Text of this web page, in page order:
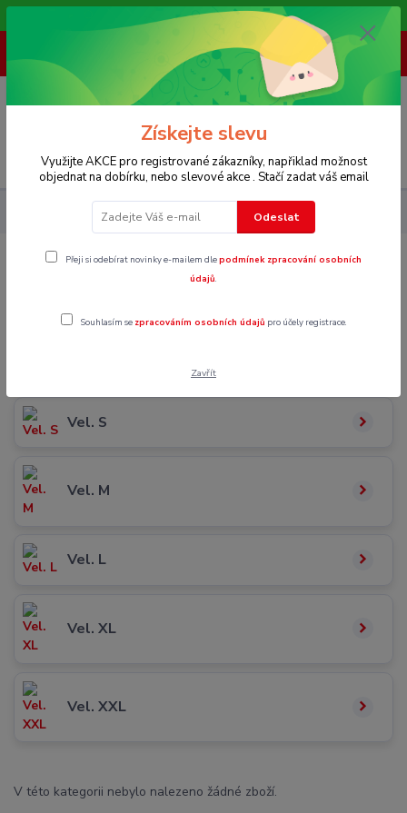
Vítáme Vás na našem e-shopu,. Stále doplňujeme nové produkty.
(Po-Pá, 8-16 hod.)
0 Kč
Mikiny a svetry Prodloužené svetry
Prodloužené svetry
Vel. S
Vel. M
Vel. L
Vel. XL
Vel. XXL
V této kategorii nebylo nalezeno žádné zboží.
Získejte slevu
Využijte AKCE pro registrované zákazníky, napřiklad možnost
objednat na dobírku, nebo slevové akce . Stačí zadat váš email
Odeslat
Přeji si odebírat novinky e-mailem dlepodmínek zpracování osobních
údajů.
Souhlasím se zpracováním osobních údajů pro účely registrace.
Zavřít